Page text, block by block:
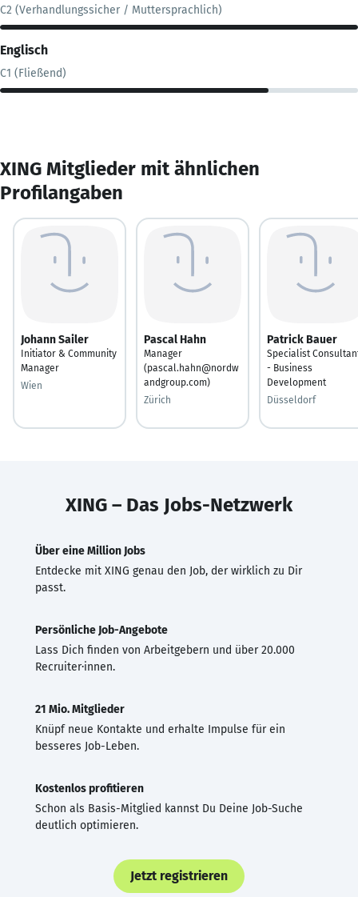
C2 (Verhandlungssicher / Muttersprachlich)
Englisch
C1 (Fließend)
XING Mitglieder mit ähnlichen
Profilangaben
Johann Sailer
Initiator & Community
Manager
Wien
Pascal Hahn
Manager
(pascal.hahn@nordw
andgroup.com)
Zürich
Patrick Bauer
Specialist
- Business
Development
Düsseldorf
XING – Das Jobs-Netzwerk
Über eine Million Jobs
Entdecke mit XING genau den Job, der wirklich zu Dir
passt.
Persönliche Job-Angebote
Lass Dich finden von Arbeitgebern und über 20.000
Recruiter·innen.
21 Mio. Mitglieder
Knüpf neue Kontakte und erhalte Impulse für ein
besseres Job-Leben.
Kostenlos profitieren
Schon als Basis-Mitglied kannst Du Deine Job-Suche
deutlich optimieren.
Jetzt registrieren